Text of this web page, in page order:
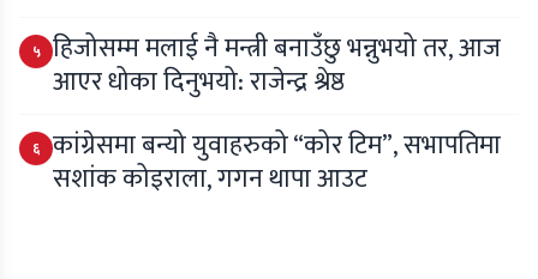
५ हिजोसम्म मलाई नै मन्त्री बनाउँछु भन्नुभयो तर, आज
आएर धोका दिनुभयो: राजेन्द्र श्रेष्ठ
६ कांग्रेसमा बन्यो युवाहरुको “कोर टिम”, सभापतिमा
सशांक कोइराला, गगन थापा आउट